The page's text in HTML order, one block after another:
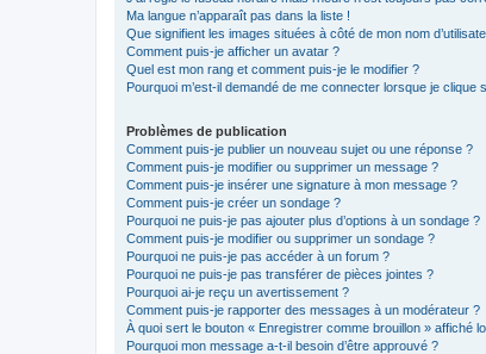
Ma langue n’apparaît pas dans la liste !
Que signifient les images situées à côté de mon nom
Comment puis-je afficher un avatar ?
Quel est mon rang et comment puis-je le modifier ?
Pourquoi m’est-il demandé de me connecter lorsque je clique
Problèmes de publication
Comment puis-je publier un nouveau sujet ou une réponse ?
Comment puis-je modifier ou supprimer un message ?
Comment puis-je insérer une signature à mon message ?
Comment puis-je créer un sondage ?
Pourquoi ne puis-je pas ajouter plus d’options à un sondage ?
Comment puis-je modifier ou supprimer un sondage ?
Pourquoi ne puis-je pas accéder à un forum ?
Pourquoi ne puis-je pas transférer de pièces jointes ?
Pourquoi ai-je reçu un avertissement ?
Comment puis-je rapporter des messages à un modérateur ?
À quoi sert le bouton « Enregistrer comme brouillon » affiché
Pourquoi mon message a-t-il besoin d’être approuvé ?